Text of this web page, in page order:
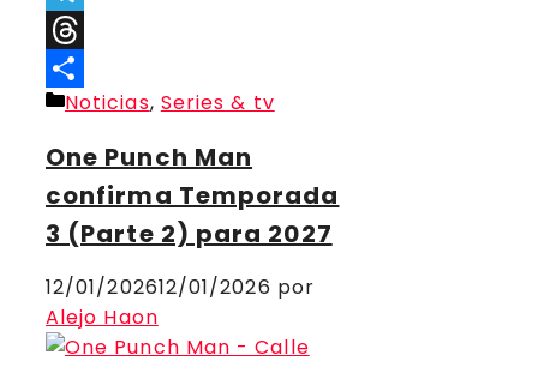
Telegram
Threads
Compartir
Categorías
Noticias, Series & tv
One Punch Man
confirma Temporada
3 (Parte 2) para 2027
12/01/202612/01/2026 por
Alejo Haon